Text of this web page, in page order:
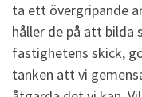
ta ett övergripande
håller de på att bilda
fastighetens skick,
tanken att vi